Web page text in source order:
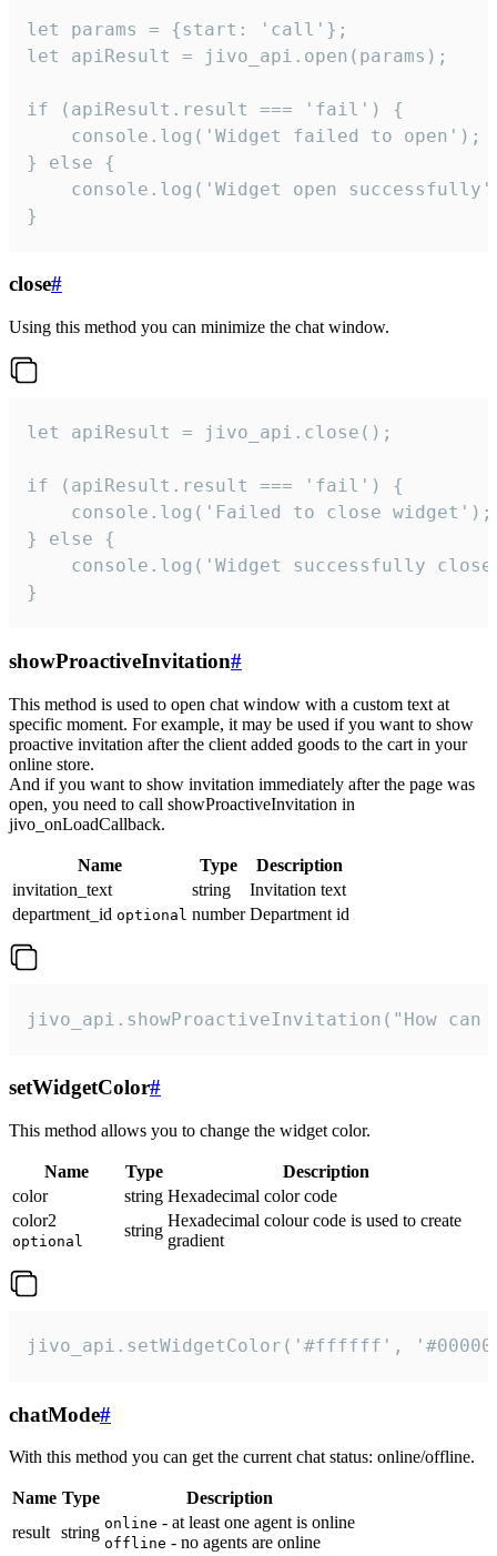
let params = {start: 'call'};
let apiResult = jivo_api.open(params);
if (apiResult.result === 'fail') {
    console.log('Widget failed to open');
} else {
console.log('Widget open
}
close#
Using this method you can minimize the chat window.
let apiResult = jivo_api.close();
if (apiResult.result === 'fail') {
    console.log('Failed to close widget');
} else {
console.log('Widget successfully
}
showProactiveInvitation#
This method is used to open chat window with a custom text at
specific moment. For example, it may be used if you want to show
proactive invitation after the client added goods to the cart in your
online store.
And if you want to show invitation immediately after the page was
open, you need to call showProactiveInvitation in
jivo_onLoadCallback.
Name Type
Description
invitation_text
string
Invitation text
department_id optional number Department id
jivo_api.showProactiveInvitation("How
setWidgetColor#
This method allows you to change the widget color.
Name Type
Description
color
string Hexadecimal color code
color2
optional
string
Hexadecimal colour code is used to create
gradient
jivo_api.setWidgetColor('#ffffff',
chatMode#
With this method you can get the current chat status: online/offline.
Name Type
Description
result string online - at least one agent is online
offline - no agents are online